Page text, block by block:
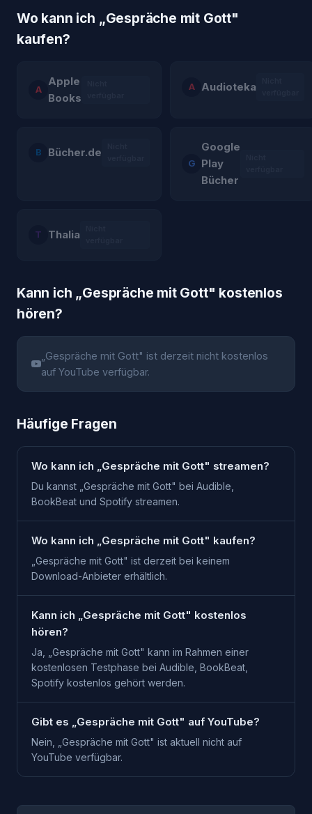
Wo kann ich „Gespräche mit Gott"
kaufen?
A
Apple
Books
A Audioteka
B Bücher.de
G
Google
Play
Bücher
T Thalia
Kann ich „Gespräche mit Gott" kostenlos
hören?
Gespräche mit Gott" ist derzeit nicht kostenlos
auf YouTube verfügbar.
Häufige Fragen
Wo kann ich „Gespräche mit Gott" streamen?
Du kannst „Gespräche mit Gott" bei Audible,
BookBeat und Spotify streamen.
Wo kann ich „Gespräche mit Gott" kaufen?
„Gespräche mit Gott" ist derzeit bei keinem
Download-Anbieter erhältlich.
Kann ich „Gespräche mit Gott" kostenlos
hören?
Ja, „Gespräche mit Gott" kann im Rahmen einer
kostenlosen Testphase bei Audible, BookBeat,
Spotify kostenlos gehört werden.
Gibt es „Gespräche mit Gott" auf YouTube?
Nein, „Gespräche mit Gott" ist aktuell nicht auf
YouTube verfügbar.